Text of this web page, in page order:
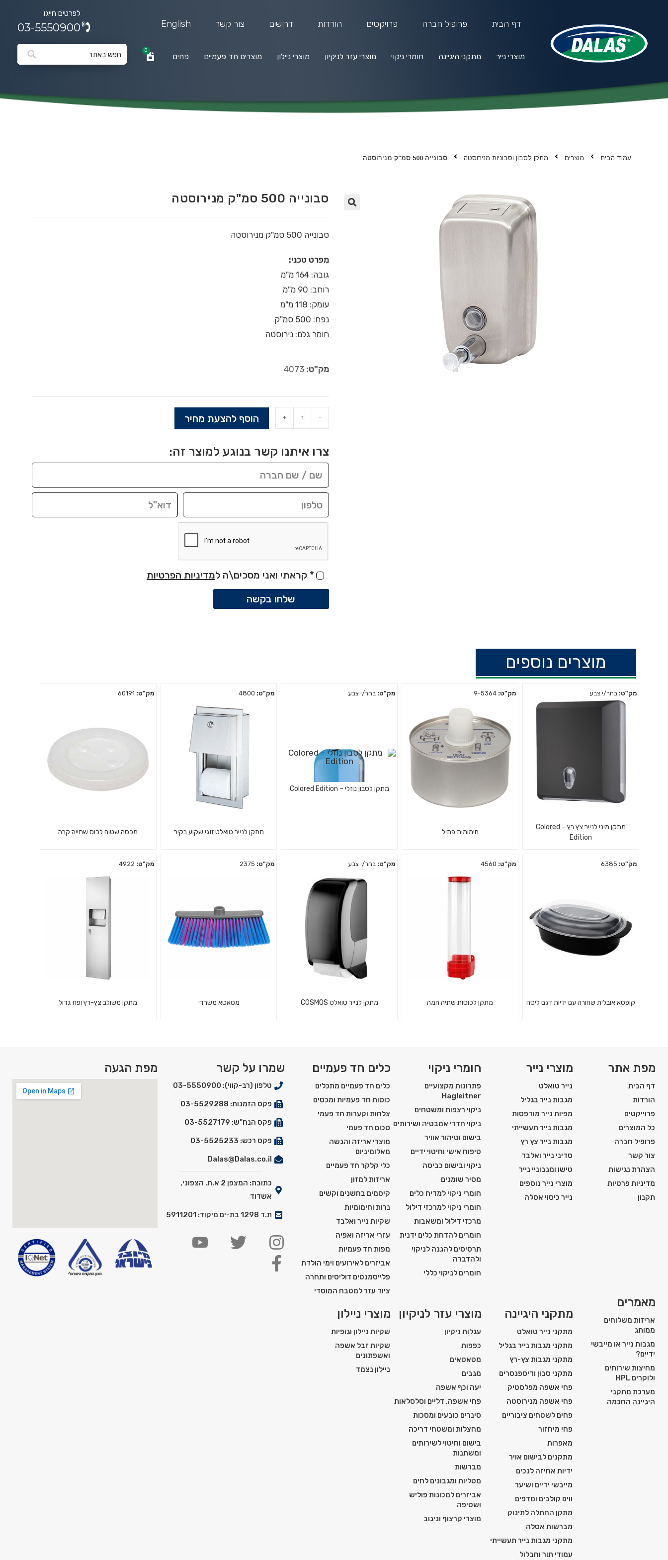
דף הבית פרופיל חברה פרויקטים הורדות דרושים צור קשר English
לפרטים חייגו
03-5550900
מוצרי נייר מתקני היגיינה חומרי ניקוי מוצרי עזר לניקיון מוצרי ניילון מוצרים חד פעמיים פחים
0
עמוד הבית מוצרים מתקן לסבון וסבוניות מנירוסטה סבונייה 500 סמ"ק מנירוסטה
סבונייה 500 סמ"ק מנירוסטה
סבונייה 500 סמ"ק מנירוסטה
מפרט טכני:
גובה: 164 מ"מ
רוחב: 90 מ"מ
עומק: 118 מ"מ
נפח: 500 סמ"ק
חומר גלם: נירוסטה
מק"ט: 4073
-
+ הוסף להצעת מחיר
צרו איתנו קשר בנוגע למוצר זה:
* קראתי ואני מסכים\ה למדיניות הפרטיות
שלחו בקשה
מוצרים נוספים
מק"ט: בחר/י צבע
מתקן מיני לנייר צץ רץ – Colored
Edition
מק"ט:
חימומית פתיל
48 מכלי חימומיות פתיליה לחימום
מק"ט: בחר/י צבע
מתקן לסבון נוזלי – Colored Edition
סבונייה איכותית מפלסטיק לסבון
נוזלי
מק"ט:
מתקן לנייר טואלט זוגי שקוע בקיר
מק"ט:
מכסה שטוח לכוס שתייה קרה
מק"ט:
קופסא אובלית שחורה עם ידיות דגם ליסה
מכסה שקוף
מק"ט:
מתקן לכוסות שתיה חמה
חמה
מק"ט: בחר/י צבע
מתקן לנייר טואלט COSMOS
*תוצרת גרמניה
מק"ט:
מטאטא משרדי
מק"ט: 4922
מתקן משולב צץ-רץ ופח גדול
עם פח גדול שקוע בקיר.
מפת אתר
דף הבית
הורדות
פרוייקטים
כל המוצרים
פרופיל חברה
צור קשר
הצהרת נגישות
מדיניות פרטיות
תקנון
מאמרים
אריזות משלוחים
ממותג
מגבות נייר או מייבשי
ידיים?
מחיצות שירותים
ולוקרים HPL
מערכת מתקני
היגיינה החכמה
מוצרי נייר
נייר טואלט
מגבות נייר בגליל
מפיות נייר מודפסות
מגבות נייר תעשייתי
מגבות נייר צץ רץ
סדיני נייר ואלבד
טישו ומגבוניי נייר
מוצרי נייר נוספים
נייר כיסוי אסלה
חומרי ניקוי
פתרונות מקצועיים
Hagleitner
ניקוי רצפות ומשטחים
ניקוי חדרי אמבטיה ושירותים
בישום וטיהור אוויר
טיפוח אישי וחיטוי ידיים
ניקוי ובישום כביסה
מסיר שומנים
חומרי ניקוי למדיח כלים
חומרי ניקוי למרכזי דילול
מרכזי דילול ומשאבות
חומרים להדחת כלים ידנית
תרסיסים להגנה לניקוי
ולהדברה
חומרים לניקוי כללי
כלים חד פעמיים
כלים חד פעמיים מתכלים
כוסות חד פעמיות ומכסים
צלחות וקערות חד פעמי
סכום חד פעמי
מוצרי אריזה והגשה
מאלומיניום
כלי קלקר חד פעמיים
אריזות למזון
קיסמים בחשנים וקשים
נרות וחימומיות
שקיות נייר ואלבד
עזרי אריזה ואפיה
מפות חד פעמיות
אביזרים לאירועים וימי הולדת
פלייסמנטים דוליסים ותחרה
ציוד עזר למטבח המוסדי
מתקני היגיינה
מתקני נייר טואלט
מתקני מגבות נייר בגליל
מתקני מגבות צץ-רץ
מתקני סבון ודיספנסרים
פחי אשפה מפלסטיק
פחי אשפה מנירוסטה
פחים לשטחים ציבוריים
פחי מיחזור
מאפרות
מתקנים לבישום אויר
ידיות אחיזה לנכים
מייבשי ידיים ושיער
ווים קולבים ומדפים
מתקן החתלה לתינוק
מברשות אסלה
מתקני מגבות נייר תעשייתי
עמודי תור וחבלול
מוצרי עזר לניקיון
עגלות ניקיון
כפפות
מטאטאים
מגבים
יעה וכף אשפה
פחי אשפה, דליים וסלסלאות
סינרים כובעים ומסכות
מחצלות ומשטחי דריכה
בישום וחיטוי לשירותים
ומשתנות
מברשות
מטליות ומגבונים לחים
אביזרים למכונות פוליש
ושטיפה
מוצרי קרצוף וניגוב
מוצרי ניילון
שקיות ניילון וגופיות
שקיות זבל אשפה
ואשפתונים
ניילון נצמד
שמרו על קשר
טלפון (רב-קווי): 03-5550900
פקס הזמנות: 03-5529288
פקס הנח"ש: 03-5527179
פקס רכש: 03-5525233
Dalas@Dalas.co.il
כתובת: המצפן 2 א.ת. הצפוני,
אשדוד
ת.ד 1298 בת-ים מיקוד: 5911201
מפת הגעה